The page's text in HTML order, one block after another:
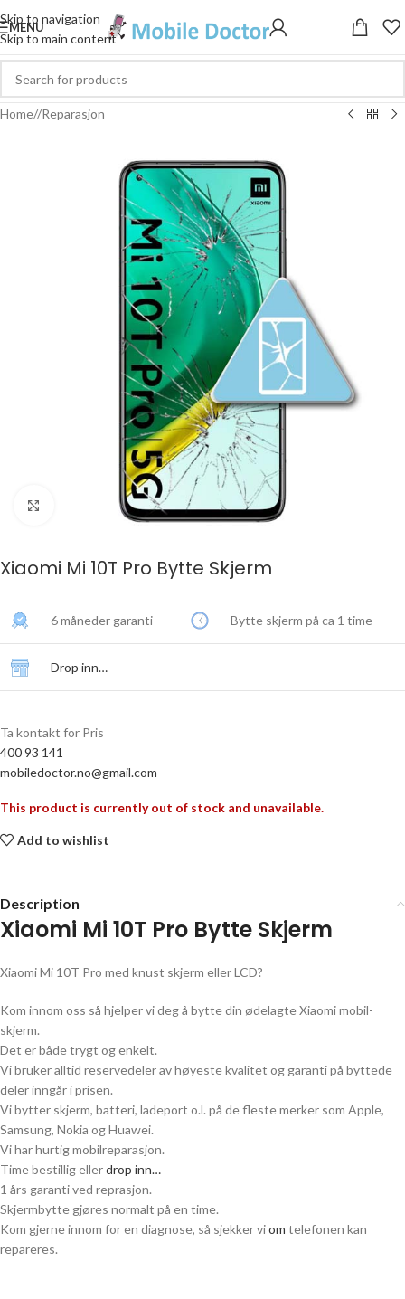
Skip to navigation
Skip to main content
MENU
Home/ Reparasjon
Click to enlarge
Xiaomi Mi 10T Pro Bytte Skjerm
6 måneder garanti Bytte skjerm på ca 1 time
Drop inn…
Ta kontakt for Pris
400 93 141
mobiledoctor.no@gmail.com
This product is currently out of stock and unavailable.
Add to wishlist
Description
Xiaomi Mi 10T Pro Bytte Skjerm
Xiaomi Mi 10T Pro med knust skjerm eller LCD?
Kom innom oss så hjelper vi deg å bytte din ødelagteXiaomimobil-
skjerm.
Det er både trygt og enkelt.
Vi bruker alltid reservedeler av høyeste kvalitet og garanti på byttede
deler inngår i prisen.
Vi bytter skjerm, batteri, ladeport o.l. på de fleste merker som Apple,
Samsung, Nokia og Huawei.
Vi har hurtig mobilreparasjon.
Time bestillig ellerdrop inn…
1 års garanti ved reprasjon.
Skjermbytte gjøres normalt på en time.
Kom gjerne innom for en diagnose, så sjekker viom telefonen kan
repareres.